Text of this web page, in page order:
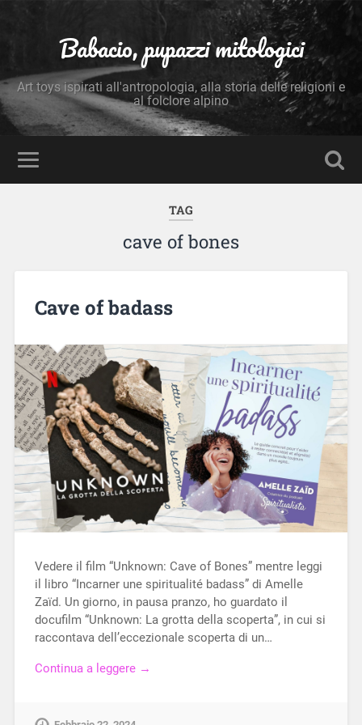
Babacio, pupazzi mitologici
Art toys ispirati all'antropologia, alla storia delle religioni e
al folclore alpino
TAG
cave of bones
Cave of badass
Vedere il film “Unknown: Cave of Bones” mentre leggi
il libro “Incarner une spiritualité badass” di Amelle
Zaïd. Un giorno, in pausa pranzo, ho guardato il
docufilm “Unknown: La grotta della scoperta”, in cui si
raccontava dell’eccezionale scoperta di un…
Continua a leggere →